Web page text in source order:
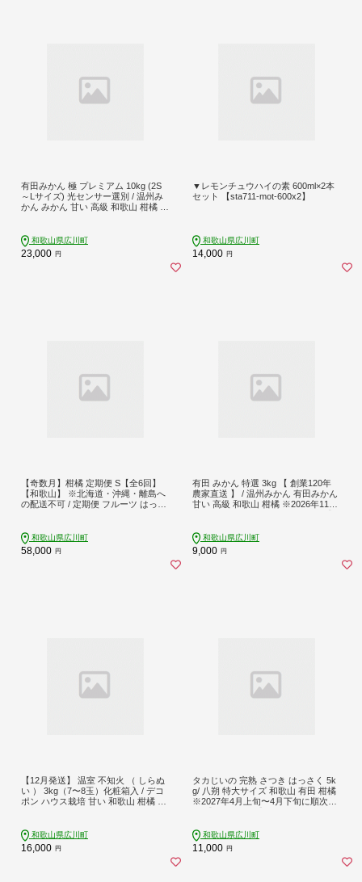
有田みかん 極 プレミアム 10kg (2S
～Lサイズ) 光センサー選別 / 温州み
かん みかん 甘い 高級 和歌山 柑橘 ※
島への配送不可 【nuk004-p-10E】
和歌山県広川町
23,000 円
▼レモンチュウハイの素 600ml×2本
セット 【sta711-mot-600x2】
和歌山県広川町
14,000 円
【奇数月】柑橘 定期便 S【全6回】
【和歌山】 ※北海道・沖縄・離島へ
の配送不可 / 定期便 フルーツ はっさ
ん ゆら早生 有田みかん 6回 //teiki
和歌山県広川町
58,000 円
有田 みかん 特選 3kg 【 創業120年
農家直送 】 / 温州みかん 有田みかん
甘い 高級 和歌山 柑橘 ※2026年11月
和歌山県広川町
9,000 円
【12月発送】 温室 不知火 （ しらぬ
い ） 3kg（7〜8玉）化粧箱入 / デコ
ポン ハウス栽培 甘い 和歌山 柑橘 お
和歌山県広川町
16,000 円
タカじいの 完熟 さつき はっさく 5k
g/ 八朔 特大サイズ 和歌山 有田 柑橘
※2027年4月上旬〜4月下旬に順次発
和歌山県広川町
11,000 円